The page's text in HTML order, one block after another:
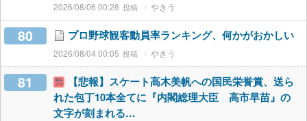
2026/08/06 00:26 やきう
80 プロ野球観客動員率ランキング、何かがおかしい
2026/08/04 00:05 やきう
81
【悲報】スケート高木美帆への国民栄誉賞、送ら
れた包丁10本全てに『内閣総理大臣 高市早苗』の
文字が刻まれる…